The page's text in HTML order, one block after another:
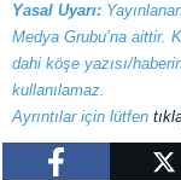
Yasal Uyarı:
Medya Grubu’na aittir.
dahi köşe yazısı/
kullanılamaz.
Ayrıntılar için lütfen